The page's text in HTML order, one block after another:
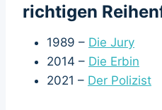
richtigen
1989 – Die Jury
2014 – Die Erbin
2021 – Der Polizist